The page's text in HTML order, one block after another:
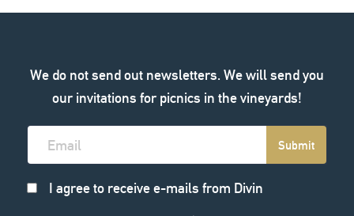
We do not send out newsletters. We will send you
our invitations for picnics in the vineyards!
Submit
I agree to receive e-mails from Divin